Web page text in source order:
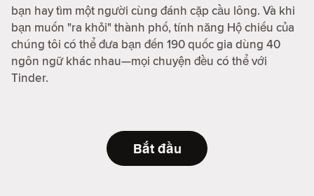
bạn hay tìm một người cùng đánh cặp cầu lông. Và khi
bạn muốn "ra khỏi" thành phố, tính năng Hộ chiếu của
chúng tôi có thể đưa bạn đến 190 quốc gia dùng 40
ngôn ngữ khác nhau—mọi chuyện đều có thể với
Tinder.
Bắt đầu